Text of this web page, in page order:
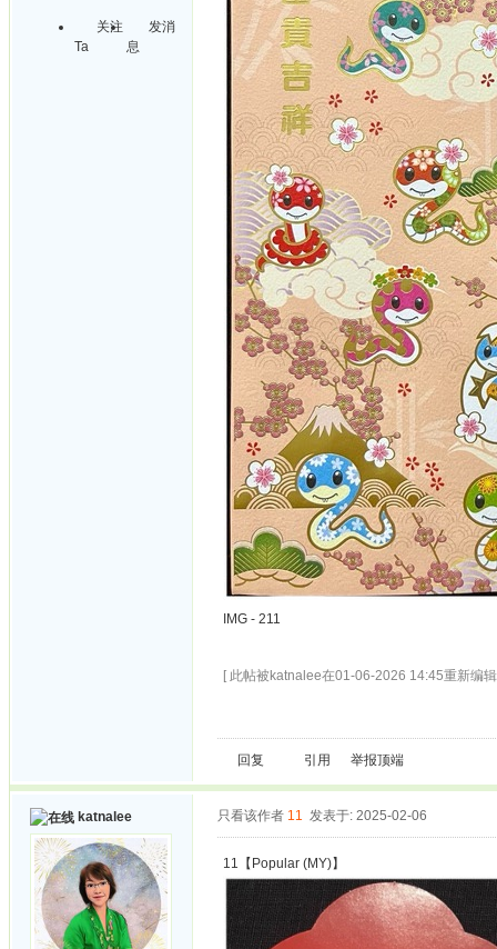
关注
Ta
发消
息
IMG - 211
[ 此帖被katnalee在01-06-2026 14:45重新编
回复 引用 举报顶端
katnalee 只看该作者 11 发表于: 2025-02-06
11【Popular (MY)】